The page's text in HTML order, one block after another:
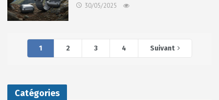
30/05/2025
1 2 3 4 Suivant
Catégories